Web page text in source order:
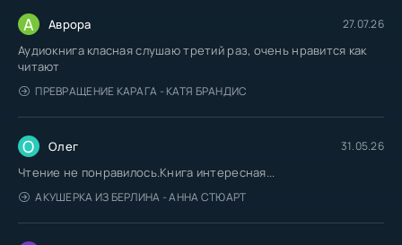
А Аврора 27.07.26
Аудиокнига класная слушаю третий раз, очень нравится как
читают
ПРЕВРАЩЕНИЕ КАРАГА - КАТЯ БРАНДИС
О Олег 31.05.26
Чтение не понравилось.Книга интересная...
АКУШЕРКА ИЗ БЕРЛИНА - АННА СТЮАРТ